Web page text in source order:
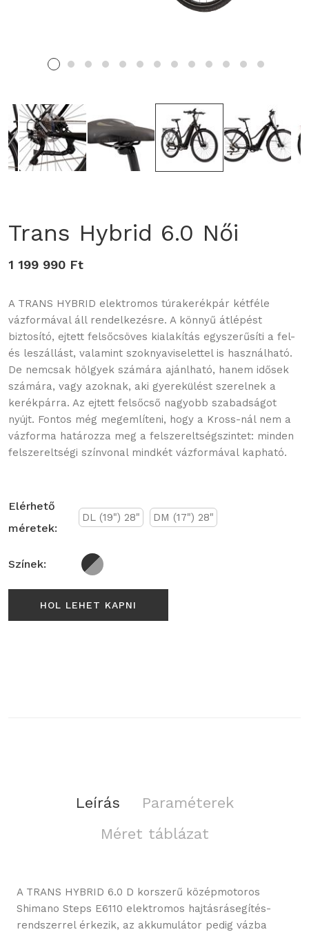
Trans Hybrid 6.0 Női
1 199 990 Ft
A TRANS HYBRID elektromos túrakerékpár kétféle
vázformával áll rendelkezésre. A könnyű átlépést
biztosító, ejtett felsőcsöves kialakítás egyszerűsíti a fel-
és leszállást, valamint szoknyaviselettel is használható.
De nemcsak hölgyek számára ajánlható, hanem idősek
számára, vagy azoknak, aki gyerekülést szerelnek a
kerékpárra. Az ejtett felsőcső nagyobb szabadságot
nyújt. Fontos még megemlíteni, hogy a Kross-nál nem a
vázforma határozza meg a felszereltségszintet: minden
felszereltségi színvonal mindkét vázformával kapható.
Elérhető
méretek:
DL (19") 28" DM (17") 28"
Színek:
HOL LEHET KAPNI
Leírás
Paraméterek
Méret táblázat
A TRANS HYBRID 6.0 D korszerű középmotoros
Shimano Steps E6110 elektromos hajtásrásegítés-
rendszerrel érkezik, az akkumulátor pedig vázba